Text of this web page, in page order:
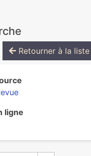
Retourner à la
ligne